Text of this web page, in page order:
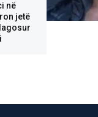
në
jetë